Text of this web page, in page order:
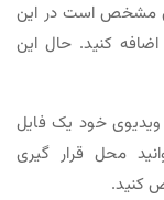
مشخص است در این
کنید. حال این
ویدیوی خود یک فایل
محل قرار گیری
کنید.